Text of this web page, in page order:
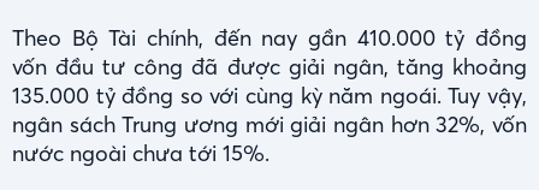
Theo Bộ Tài chính, đến nay gần 410.000 tỷ đồng
vốn đầu tư công đã được giải ngân, tăng khoảng
135.000 tỷ đồng so với cùng kỳ năm ngoái. Tuy vậy,
ngân sách Trung ương mới giải ngân hơn 32%, vốn
nước ngoài chưa tới 15%.